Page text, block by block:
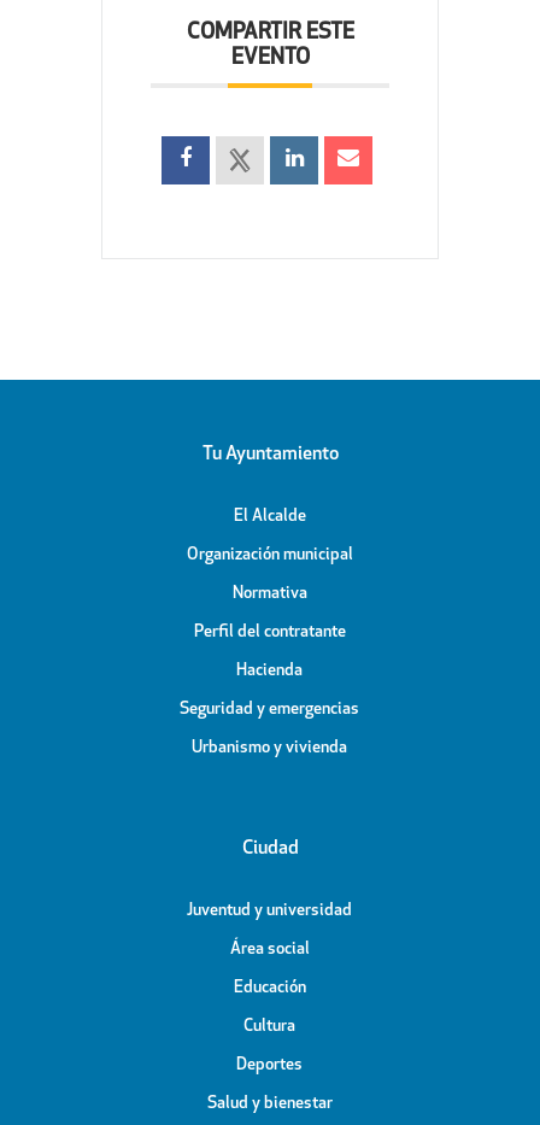
COMPARTIR ESTE
EVENTO
Tu Ayuntamiento
El Alcalde
Organización municipal
Normativa
Perfil del contratante
Hacienda
Seguridad y emergencias
Urbanismo y vivienda
Ciudad
Juventud y universidad
Área social
Educación
Cultura
Deportes
Salud y bienestar